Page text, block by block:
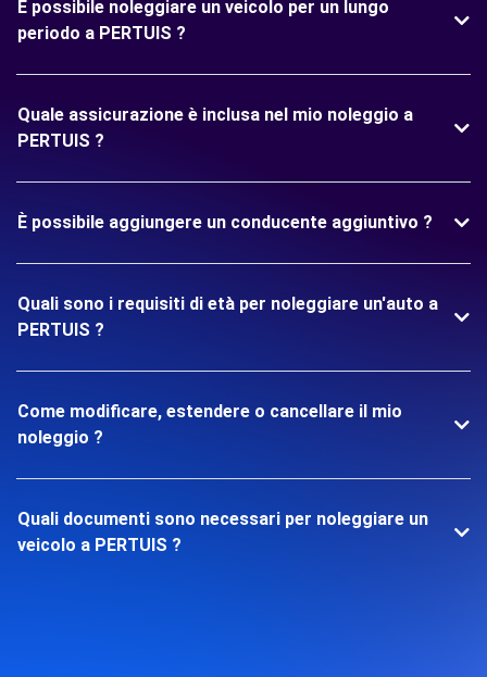
È possibile noleggiare un veicolo per un lungo
periodo a PERTUIS ?
Quale assicurazione è inclusa nel mio noleggio a
PERTUIS ?
È possibile aggiungere un conducente aggiuntivo ?
Quali sono i requisiti di età per noleggiare un'auto a
PERTUIS ?
Come modificare, estendere o cancellare il mio
noleggio ?
Quali documenti sono necessari per noleggiare un
veicolo a PERTUIS ?